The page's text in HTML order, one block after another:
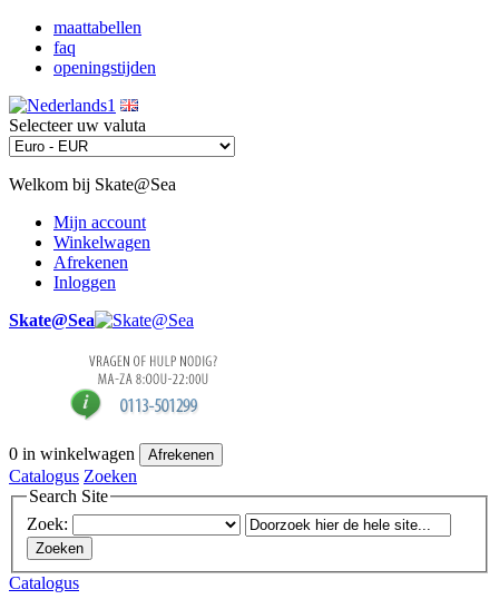
maattabellen
faq
openingstijden
Selecteer uw valuta
Welkom bij Skate@Sea
Mijn account
Winkelwagen
Afrekenen
Inloggen
Skate@Sea
0 in winkelwagen Afrekenen
Catalogus Zoeken
Search Site
Zoek:
Zoeken
Catalogus